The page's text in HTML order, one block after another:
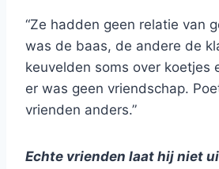
“Ze hadden geen relatie van
was de baas, de andere de
keuvelden soms over koetjes
er was geen vriendschap.
vrienden anders.”
Echte vrienden laat hij niet